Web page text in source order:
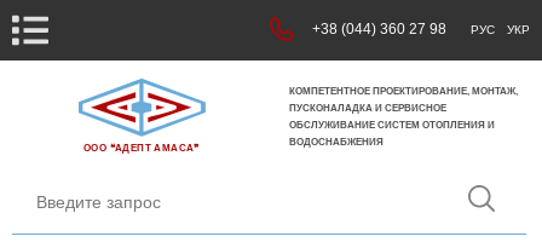
+38 (044) 360 27 98 РУС УКР
ООО ❝АДЕПТ АМАСА❞
КОМПЕТЕНТНОЕ ПРОЕКТИРОВАНИЕ, МОНТАЖ,
ПУСКОНАЛАДКА И СЕРВИСНОЕ
ОБСЛУЖИВАНИЕ СИСТЕМ ОТОПЛЕНИЯ И
ВОДОСНАБЖЕНИЯ